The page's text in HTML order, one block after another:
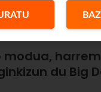
duen adituetako
du Big